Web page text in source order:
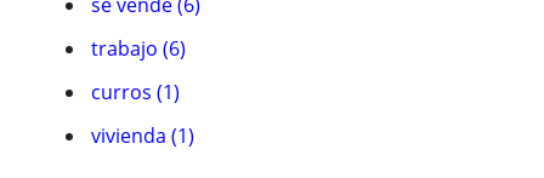
trabajo (6)
curros (1)
vivienda (1)